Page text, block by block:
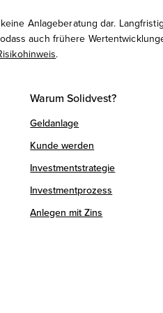
Anlageberatung dar.
auch frühere
.
Warum Solidvest?
Geldanlage
Kunde werden
Investmentstrategie
Investmentprozess
Anlegen mit Zins